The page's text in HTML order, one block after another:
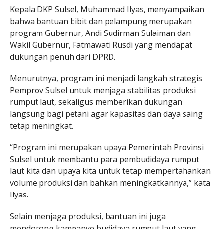
Kepala DKP Sulsel, Muhammad Ilyas, menyampaikan
bahwa bantuan bibit dan pelampung merupakan
program Gubernur, Andi Sudirman Sulaiman dan
Wakil Gubernur, Fatmawati Rusdi yang mendapat
dukungan penuh dari DPRD.
Menurutnya, program ini menjadi langkah strategis
Pemprov Sulsel untuk menjaga stabilitas produksi
rumput laut, sekaligus memberikan dukungan
langsung bagi petani agar kapasitas dan daya saing
tetap meningkat.
“Program ini merupakan upaya Pemerintah Provinsi
Sulsel untuk membantu para pembudidaya rumput
laut kita dan upaya kita untuk tetap mempertahankan
volume produksi dan bahkan meningkatkannya,” kata
Ilyas.
Selain menjaga produksi, bantuan ini juga